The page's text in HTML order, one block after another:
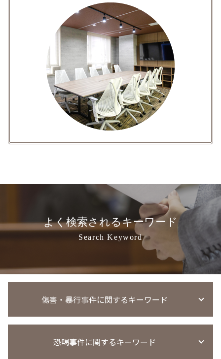
よく検索されるキーワード
Search Keyword
傷害・暴行事件に関するキーワード
傷害事件 示談金
恐喝事件に関するキーワード